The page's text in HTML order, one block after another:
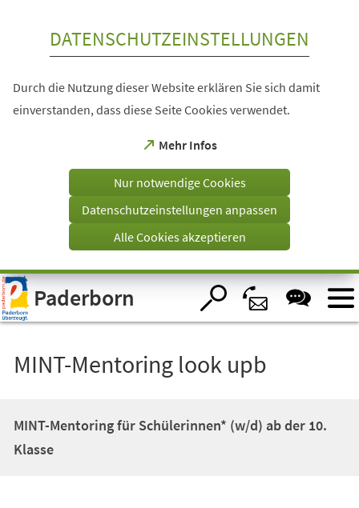
Visuelle
Assistenzsoftware
öffnen.
DATENSCHUTZEINSTELLUNGEN
Durch die Nutzung dieser Website erklären Sie sich damit
einverstanden, dass diese Seite Cookies verwendet.
Mehr Infos
(Öffnet
einem
Tab)
Nur notwendige Cookies
Datenschutzeinstellungen anpassen
Alle Cookies akzeptieren
Paderborn
MINT-Mentoring look upb
MINT-Mentoring für Schülerinnen* (w/d) ab der 10.
Klasse